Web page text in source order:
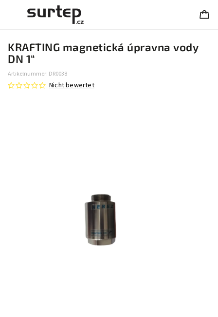
KRAFTING magnetická úpravna vody
DN 1“
Artikelnummer: DR0038
Nicht bewertet